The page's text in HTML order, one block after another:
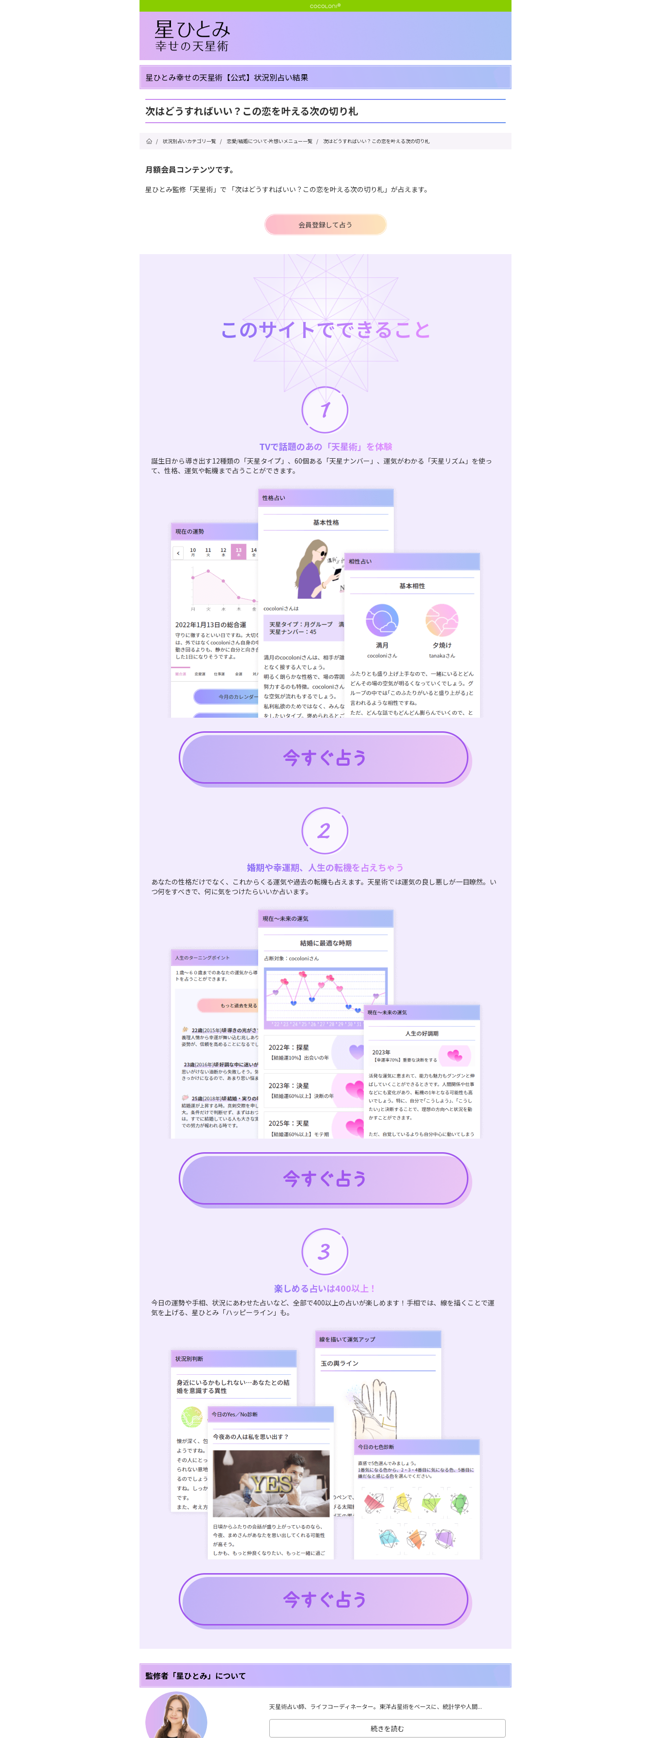
星ひとみ幸せの天星術【公式】状況別占い結果
次はどうすればいい？この恋を叶える次の切り札
/ 状況別占いカテゴリ一覧 / 恋愛/結婚について-片想いメニュー一覧 / 次はどうすればいい？この恋を叶える次の切り札
月額会員コンテンツです。
星ひとみ監修「天星術」で 「次はどうすればいい？この恋を叶える次の切り札」が占えます。
会員登録して占う
このサイトでできること
TVで話題のあの「天星術」を体験
誕生日から導き出す12種類の「天星タイプ」、60個ある「天星ナンバー」、運気がわかる「天星リズム」を使っ
て、性格、運気や転機まで占うことができます。
婚期や幸運期、人生の転機を占えちゃう
あなたの性格だけでなく、これからくる運気や過去の転機も占えます。天星術では運気の良し悪しが一目瞭然。い
つ何をすべきで、何に気をつけたらいいか占います。
楽しめる占いは400以上！
今日の運勢や手相、状況にあわせた占いなど、全部で400以上の占いが楽しめます！手相では、線を描くことで運
気を上げる、星ひとみ「ハッピーライン」も。
監修者「星ひとみ」について
天星術占い師、ライフコーディネーター。東洋占星術をベースに、統計学や人間...
続きを読む